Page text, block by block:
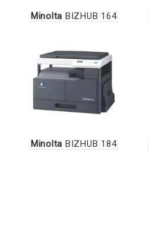
Minolta BIZHUB 164
Minolta BIZHUB 184